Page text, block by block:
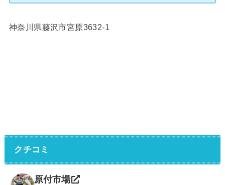
神奈川県藤沢市宮原3632-1
クチコミ
原付市場